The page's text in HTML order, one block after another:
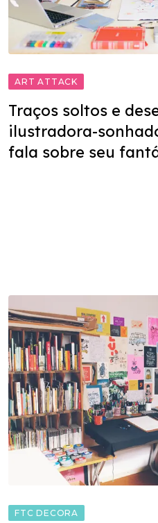
ART ATTACK
Traços soltos e
ilustradora-
fala sobre seu
FTC DECORA